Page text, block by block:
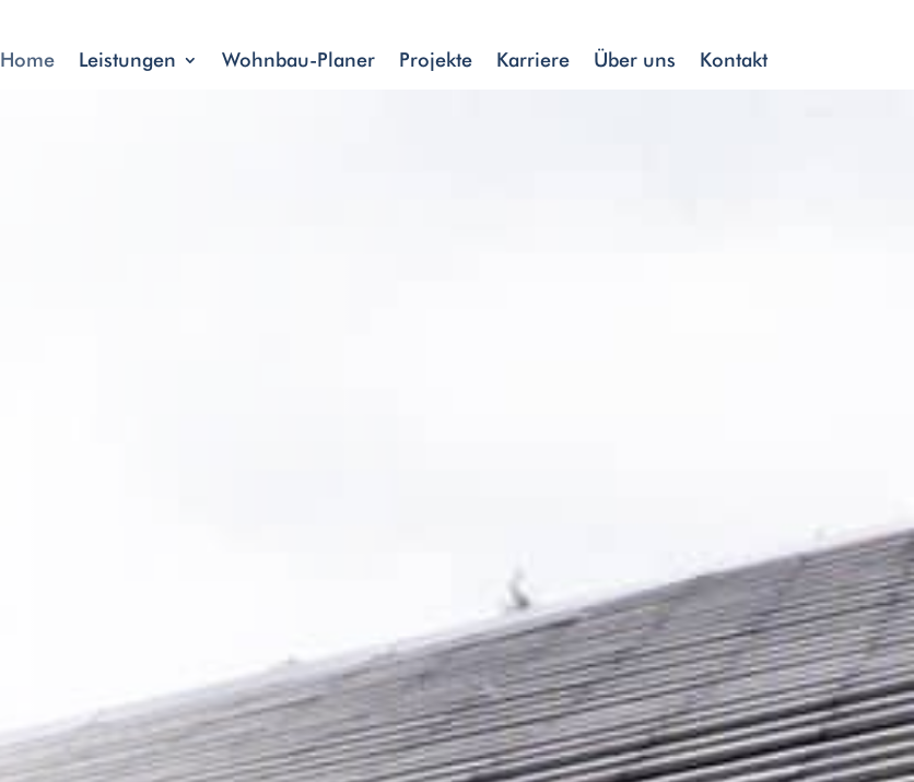
Home Leistungen Wohnbau-Planer Projekte Karriere Über uns Kontakt